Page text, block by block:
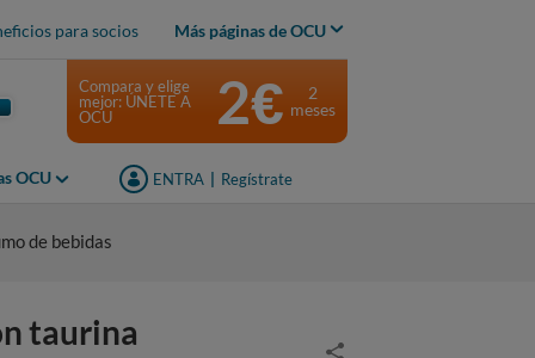
para socios Más páginas de OCU
OCU ENTRA Regístrate
Compara y elige
mejor: ÚNETE A
OCU
2€
2
meses
de bebidas
taurina